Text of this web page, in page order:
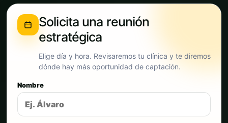
Solicita una reunión
estratégica
Elige día y hora. Revisaremos tu clínica y te diremos
dónde hay más oportunidad de captación.
Nombre